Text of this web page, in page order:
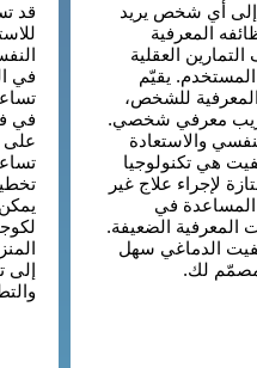
إلى أي شخص يريد
المعرفية
العقلية
يقيّم
المعرفية للشخص،
معرفي شخصي.
والاستعادة
هي تكنولوجيا
لإجراء علاج غير
في
المعرفية الضعيفة.
الدماغي سهل
مصمّم لك.
قد
في
في
على
إلى